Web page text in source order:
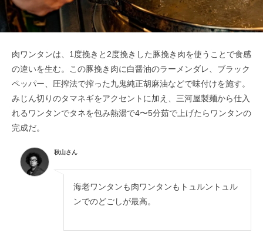
肉ワンタンは、1度挽きと2度挽きした豚挽き肉を使うことで食感
の違いを生む。この豚挽き肉に白醤油のラーメンダレ、ブラック
ペッパー、圧搾法で搾った九鬼純正胡麻油などで味付けを施す。
みじん切りのタマネギをアクセントに加え、三河屋製麺から仕入
れるワンタンでタネを包み熱湯で4〜5分茹で上げたらワンタンの
完成だ。
秋山さん
海老ワンタンも肉ワンタンもトュルントュル
ンでのどごしが最高。